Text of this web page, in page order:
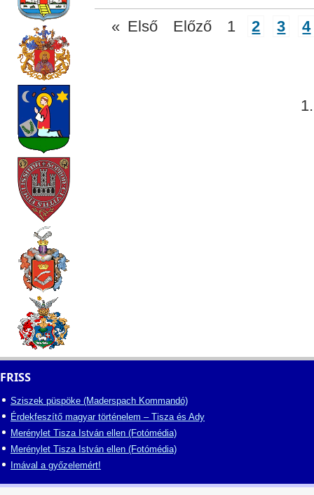
« Első Előző 1 2 3 4
FRISS
Sziszek püspöke (Maderspach Kommandó)
Érdekfeszítő magyar történelem – Tisza és Ady
Merénylet Tisza István ellen (Fotómédia)
Merénylet Tisza István ellen (Fotómédia)
Imával a győzelemért!